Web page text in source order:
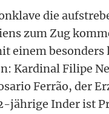
die
zum Zug
einem besonders
Kardinal Filipe
Ferrão, der
jährige Inder ist